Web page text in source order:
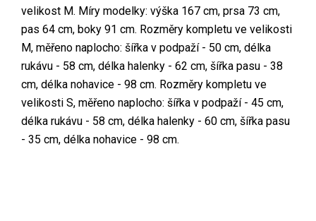
velikost M. Míry modelky: výška 167 cm, prsa 73 cm,
pas 64 cm, boky 91 cm. Rozměry kompletu ve velikosti
M, měřeno naplocho: šířka v podpaží - 50 cm, délka
rukávu - 58 cm, délka halenky - 62 cm, šířka pasu - 38
cm, délka nohavice - 98 cm. Rozměry kompletu ve
velikosti S, měřeno naplocho: šířka v podpaží - 45 cm,
délka rukávu - 58 cm, délka halenky - 60 cm, šířka pasu
- 35 cm, délka nohavice - 98 cm.